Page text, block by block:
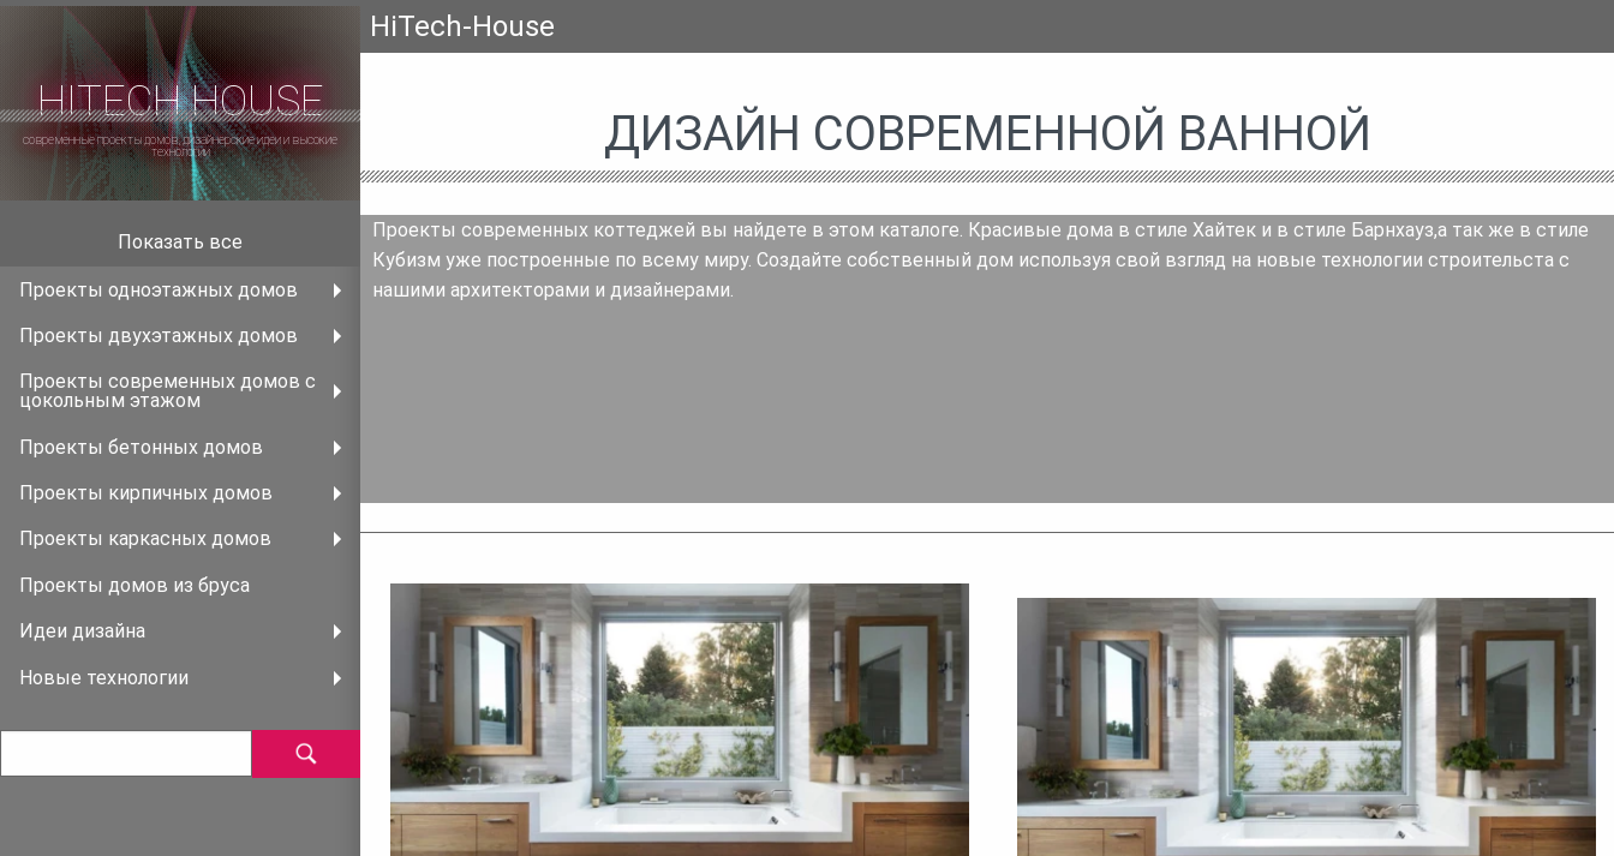
HITECH HOUSE
современные проекты домов, дизайнерские идеи и высокие
технологии
Показать все
Проекты одноэтажных домов
Проекты двухэтажных домов
Проекты современных домов с
цокольным этажом
Проекты бетонных домов
Проекты кирпичных домов
Проекты каркасных домов
Проекты домов из бруса
Идеи дизайна
Новые технологии
HiTech-House
ДИЗАЙН СОВРЕМЕННОЙ ВАННОЙ
Проекты современных коттеджей вы найдете в этом каталоге. Красивые дома в стиле Хайтек и в стиле Барнхауз,а так же в стиле
Кубизм уже построенные по всему миру. Создайте собственный дом используя свой взгляд на новые технологии строительста с
нашими архитекторами и дизайнерами.